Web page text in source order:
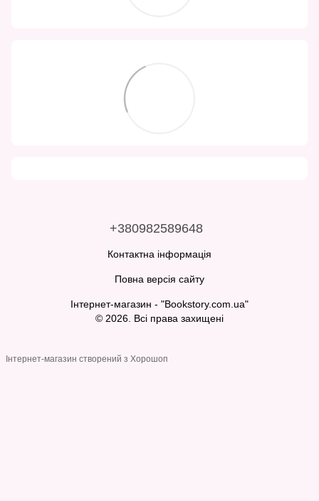
+380982589648
Контактна інформація
Повна версія сайту
Інтернет-магазин - "Bookstory.com.ua"
© 2026. Всі права захищені
Інтернет-магазин створений з Хорошоп